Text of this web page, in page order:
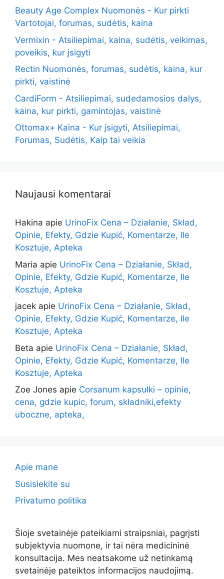
Beauty Age Сomplex Nuomonės - Kur pirkti
Vartotojai, forumas, sudėtis, kaina
Vermixin - Atsiliepimai, kaina, sudėtis, veikimas,
poveikis, kur įsigyti
Rectin Nuomonės, forumas, sudėtis, kaina, kur
pirkti, vaistinė
CardiForm - Atsiliepimai, sudedamosios dalys,
kaina, kur pirkti, gamintojas, vaistinė
Ottomax+ Kaina - Kur įsigyti, Atsiliepimai,
Forumas, Sudėtis, Kaip tai veikia
Naujausi komentarai
Hakina apie UrinoFix Cena – Działanie, Skład,
Opinie, Efekty, Gdzie Kupić, Komentarze, Ile
Kosztuje, Apteka
Maria apie UrinoFix Cena – Działanie, Skład,
Opinie, Efekty, Gdzie Kupić, Komentarze, Ile
Kosztuje, Apteka
jacek apie UrinoFix Cena – Działanie, Skład,
Opinie, Efekty, Gdzie Kupić, Komentarze, Ile
Kosztuje, Apteka
Beta apie UrinoFix Cena – Działanie, Skład,
Opinie, Efekty, Gdzie Kupić, Komentarze, Ile
Kosztuje, Apteka
Zoe Jones apie Corsanum kapsułki – opinie,
cena, gdzie kupic, forum, składniki,efekty
uboczne, apteka,
Apie mane
Susisiekite su
Privatumo politika
Šioje svetainėje pateikiami straipsniai, pagrįsti
subjektyvia nuomone, ir tai nėra medicininė
konsultacija. Mes neatsakome už netinkamą
svetainėje pateiktos informacijos naudojimą.